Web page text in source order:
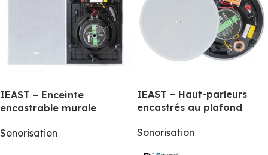
IEAST – Enceinte
encastrable murale
Sonorisation
IEAST – Haut-parleurs
encastrés au plafond
Sonorisation